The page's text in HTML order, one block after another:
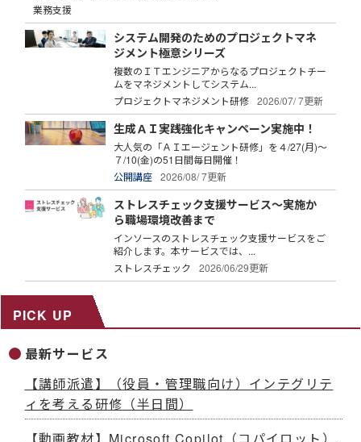
業務支援
システム開発のためのプロジェクトマネ
ジメント極意シリーズ
複数のＩＴエンジニアからなるプロジェクトチー
ムをマネジメントしてシステム...
プロジェクトマネジメント研修
2026/07/ 7更新
生成ＡＩ実践強化キャンペーン実施中！
大人気の「ＡＩエージェント研修」を４/27(月)～
７/10(金)の51日間毎日開催！
公開講座
2026/08/ 7更新
ストレスチェック支援サービス～実施か
ら職場環境改善まで
インソースのストレスチェック支援サービスをご
紹介します。本サービスでは、...
ストレスチェック
2026/06/29更新
PICK UP
最新サービス
【講師派遣】（役員・管理職向け）インテグリテ
ィを考える研修（半日間）
【動画教材】Microsoft Copilot（コパイロット）